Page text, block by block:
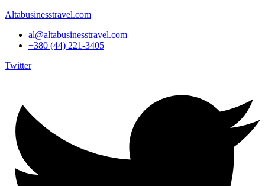
Altabusinesstravel.com
al@altabusinesstravel.com
+380 (44) 221-3405
Twitter